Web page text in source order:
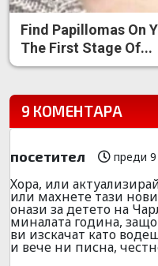
Find Papillomas On
The First Stage Of...
9 КОМЕНТАРА
посетител преди
Хора, или
или махнете тази
онази за детето на
миналата година,
ви изскачат като
и вече ни писна,